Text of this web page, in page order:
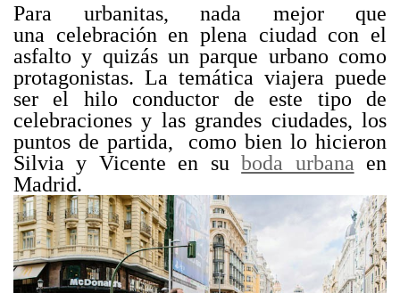
Para urbanitas, nada mejor que
una celebración en plena ciudad con el
asfalto y quizás un parque urbano como
protagonistas. La temática viajera puede
ser el hilo conductor de este tipo de
celebraciones y las grandes ciudades, los
puntos de partida, como bien lo hicieron
Silvia y Vicente en suboda urbana en
Madrid.